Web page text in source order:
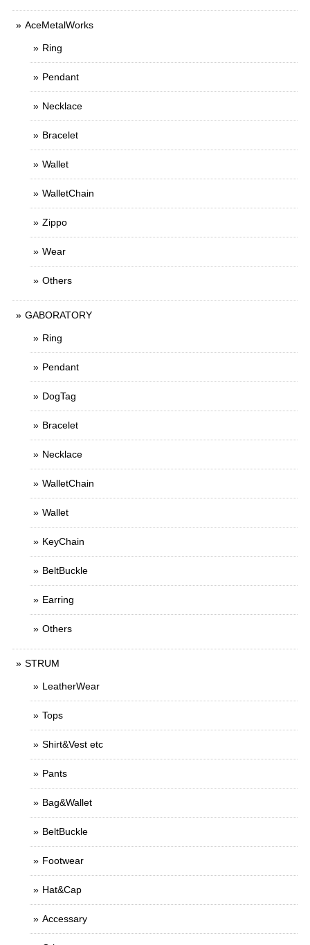
AceMetalWorks
Ring
Pendant
Necklace
Bracelet
Wallet
WalletChain
Zippo
Wear
Others
GABORATORY
Ring
Pendant
DogTag
Bracelet
Necklace
WalletChain
Wallet
KeyChain
BeltBuckle
Earring
Others
STRUM
LeatherWear
Tops
Shirt&Vest etc
Pants
Bag&Wallet
BeltBuckle
Footwear
Hat&Cap
Accessary